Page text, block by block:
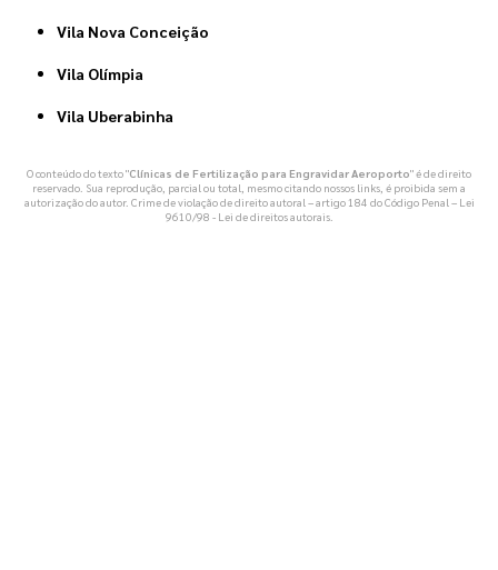
Vila Nova Conceição
Vila Olímpia
Vila Uberabinha
O conteúdo do texto "Clínicas de Fertilização para Engravidar Aeroporto" é de direito
reservado. Sua reprodução, parcial ou total, mesmo citando nossos links, é proibida sem a
autorização do autor. Crime de violação de direito autoral – artigo 184 do Código Penal – Lei
9610/98 - Lei de direitos autorais.